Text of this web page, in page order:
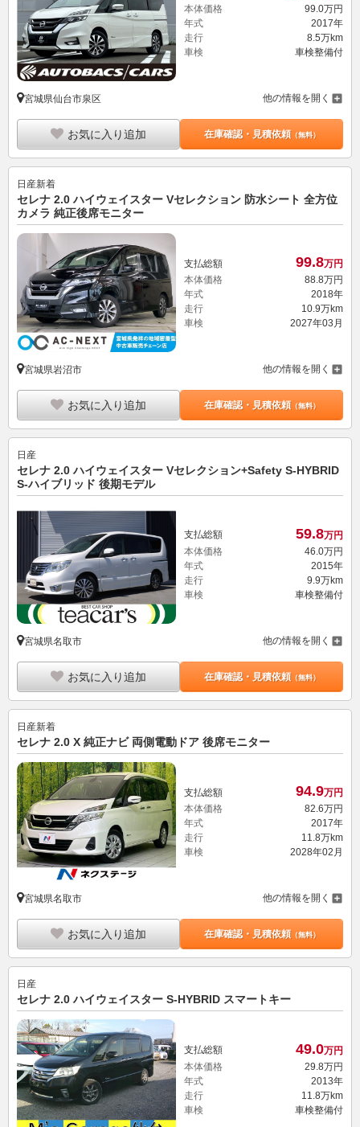
本体価格
99.0万円
年式
2017年
走行
8.5万km
車検
車検整備付
宮城県仙台市泉区 他の情報を開く
お気に入り追加 在庫確認・見積依頼（無料）
日産新着
セレナ 2.0 ハイウェイスター Vセレクション 防水シート 全方位
カメラ 純正後席モニター
支払総額 99.8万円
本体価格
88.8万円
年式
2018年
走行
10.9万km
車検
2027年03月
宮城県岩沼市 他の情報を開く
お気に入り追加 在庫確認・見積依頼（無料）
日産
セレナ 2.0 ハイウェイスター Vセレクション+Safety S-HYBRID
S-ハイブリッド 後期モデル
支払総額 59.8万円
本体価格
46.0万円
年式
2015年
走行
9.9万km
車検
車検整備付
宮城県名取市 他の情報を開く
お気に入り追加 在庫確認・見積依頼（無料）
日産新着
セレナ 2.0 X 純正ナビ 両側電動ドア 後席モニター
支払総額 94.9万円
本体価格
82.6万円
年式
2017年
走行
11.8万km
車検
2028年02月
宮城県名取市 他の情報を開く
お気に入り追加 在庫確認・見積依頼（無料）
日産
セレナ 2.0 ハイウェイスター S-HYBRID スマートキー
支払総額 49.0万円
本体価格
29.8万円
年式
2013年
走行
11.8万km
車検
車検整備付